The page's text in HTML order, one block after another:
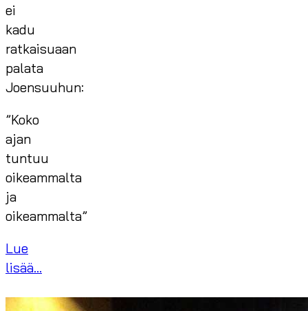
ei
kadu
ratkaisuaan
palata
Joensuuhun:
”Koko
ajan
tuntuu
oikeammalta
ja
oikeammalta”
Lue
lisää...